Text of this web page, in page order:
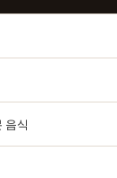
음식